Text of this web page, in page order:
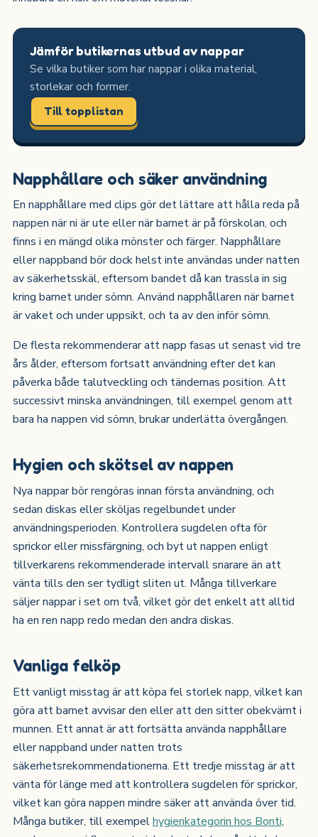
Jämför butikernas utbud av nappar
Se vilka butiker som har nappar i olika material,
storlekar och former.
Till topplistan
Napphållare och säker användning
En napphållare med clips gör det lättare att hålla reda på
nappen när ni är ute eller när barnet är på förskolan, och
finns i en mängd olika mönster och färger. Napphållare
eller nappband bör dock helst inte användas under natten
av säkerhetsskäl, eftersom bandet då kan trassla in sig
kring barnet under sömn. Använd napphållaren när barnet
är vaket och under uppsikt, och ta av den inför sömn.
De flesta rekommenderar att napp fasas ut senast vid tre
års ålder, eftersom fortsatt användning efter det kan
påverka både talutveckling och tändernas position. Att
successivt minska användningen, till exempel genom att
bara ha nappen vid sömn, brukar underlätta övergången.
Hygien och skötsel av nappen
Nya nappar bör rengöras innan första användning, och
sedan diskas eller sköljas regelbundet under
användningsperioden. Kontrollera sugdelen ofta för
sprickor eller missfärgning, och byt ut nappen enligt
tillverkarens rekommenderade intervall snarare än att
vänta tills den ser tydligt sliten ut. Många tillverkare
säljer nappar i set om två, vilket gör det enkelt att alltid
ha en ren napp redo medan den andra diskas.
Vanliga felköp
Ett vanligt misstag är att köpa fel storlek napp, vilket kan
göra att barnet avvisar den eller att den sitter obekvämt i
munnen. Ett annat är att fortsätta använda napphållare
eller nappband under natten trots
säkerhetsrekommendationerna. Ett tredje misstag är att
vänta för länge med att kontrollera sugdelen för sprickor,
vilket kan göra nappen mindre säker att använda över tid.
Många butiker, till exempelhygienkategorin hos Bonti,